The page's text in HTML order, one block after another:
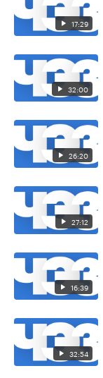
17:29
32:00
26:20
27:12
16:39
32:54